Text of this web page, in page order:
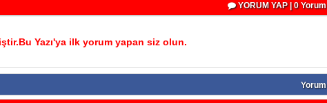
YORUM YAP | 0 Yorum
Yazı'ya ilk yorum yapan siz olun.
Yorum